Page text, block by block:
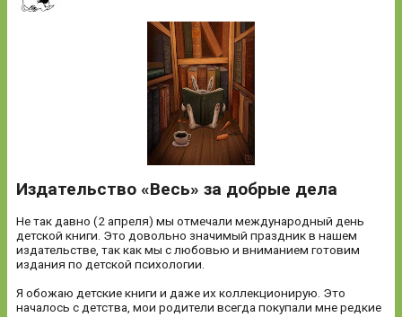
Издательство «Весь» за добрые дела
Не так давно (2 апреля) мы отмечали международный день
детской книги. Это довольно значимый праздник в нашем
издательстве, так как мы с любовью и вниманием готовим
издания по детской психологии.
Я обожаю детские книги и даже их коллекционирую. Это
началось с детства, мои родители всегда покупали мне редкие